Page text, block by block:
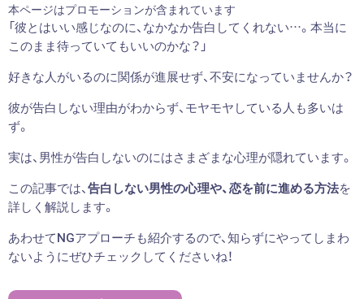
本ページはプロモーションが含まれています
「彼とはいい感じなのに、なかなか告白してくれない…。本当に
このまま待っていてもいいのかな？」
好きな人がいるのに関係が進展せず、不安になっていませんか？
彼が告白しない理由がわからず、モヤモヤしている人も多いは
ず。
実は、男性が告白しないのにはさまざまな心理が隠れています。
この記事では、告白しない男性の心理や、恋を前に進める方法を
詳しく解説します。
あわせてNGアプローチも紹介するので、知らずにやってしまわ
ないようにぜひチェックしてくださいね！